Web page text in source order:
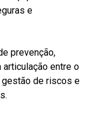
e
prevenção,
entre o
gestão de riscos e